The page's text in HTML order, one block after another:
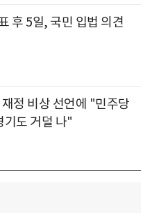
후 5일, 국민 입법 의견
정 비상 선언에 "민주당
기도 거덜 나"